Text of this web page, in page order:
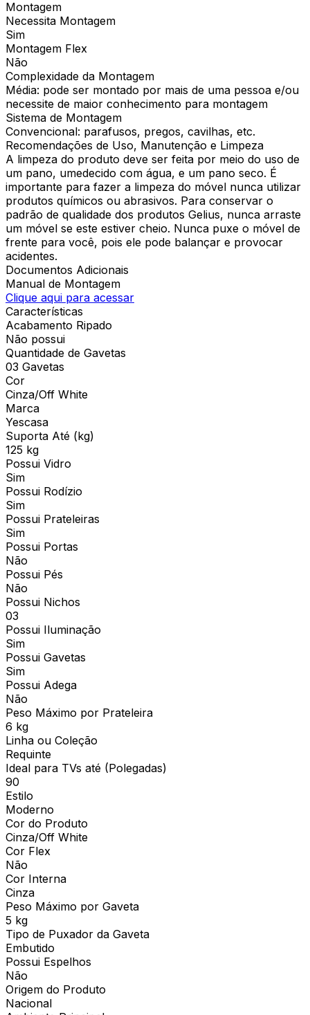
Montagem
Necessita Montagem
Sim
Montagem Flex
Não
Complexidade da Montagem
Média: pode ser montado por mais de uma pessoa e/ou
necessite de maior conhecimento para montagem
Sistema de Montagem
Convencional: parafusos, pregos, cavilhas, etc.
Recomendações de Uso, Manutenção e Limpeza
A limpeza do produto deve ser feita por meio do uso de
um pano, umedecido com água, e um pano seco. É
importante para fazer a limpeza do móvel nunca utilizar
produtos químicos ou abrasivos. Para conservar o
padrão de qualidade dos produtos Gelius, nunca arraste
um móvel se este estiver cheio. Nunca puxe o móvel de
frente para você, pois ele pode balançar e provocar
acidentes.
Documentos Adicionais
Manual de Montagem
Clique aqui para acessar
Características
Acabamento Ripado
Não possui
Quantidade de Gavetas
03 Gavetas
Cor
Cinza/Off White
Marca
Yescasa
Suporta Até (kg)
125 kg
Possui Vidro
Sim
Possui Rodízio
Sim
Possui Prateleiras
Sim
Possui Portas
Não
Possui Pés
Não
Possui Nichos
03
Possui Iluminação
Sim
Possui Gavetas
Sim
Possui Adega
Não
Peso Máximo por Prateleira
6 kg
Linha ou Coleção
Requinte
Ideal para TVs até (Polegadas)
90
Estilo
Moderno
Cor do Produto
Cinza/Off White
Cor Flex
Não
Cor Interna
Cinza
Peso Máximo por Gaveta
5 kg
Tipo de Puxador da Gaveta
Embutido
Possui Espelhos
Não
Origem do Produto
Nacional